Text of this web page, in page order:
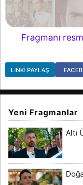
Fragmanı
LINKI PAYLAŞ
Yeni Fragmanlar
Altı